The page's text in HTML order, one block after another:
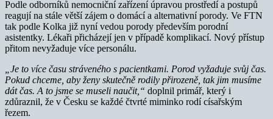
Podle odborníků nemocniční zařízení úpravou prostředí a postupů
reagují na stále větší zájem o domácí a alternativní porody. Ve FTN
tak podle Kolka již nyní vedou porody především porodní
asistentky. Lékaři přicházejí jen v případě komplikací. Nový přístup
přitom nevyžaduje více personálu.
„Je to více času stráveného s pacientkami. Porod vyžaduje svůj čas.
Pokud chceme, aby ženy skutečně rodily přirozeně, tak jim musíme
dát čas. A to jsme se museli naučit,“ doplnil primář, který i
zdůraznil, že v Česku se každé čtvrté miminko rodí císařským
řezem.